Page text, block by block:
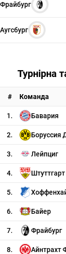
Фрайбург
Аугсбург
Турнірна
# Команда
1. Бавария
2. Боруссия
3. Лейпциг
4. Штуттгарт
5.
6. Байер
7. Фрайбург
8. Айнтрахт